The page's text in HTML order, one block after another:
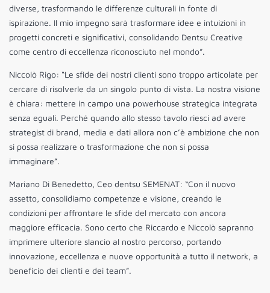
diverse, trasformando le differenze culturali in fonte di
ispirazione. Il mio impegno sarà trasformare idee e intuizioni in
progetti concreti e significativi, consolidando Dentsu Creative
come centro di eccellenza riconosciuto nel mondo”.
Niccolò Rigo: “Le sfide dei nostri clienti sono troppo articolate per
cercare di risolverle da un singolo punto di vista. La nostra visione
è chiara: mettere in campo una powerhouse strategica integrata
senza eguali. Perché quando allo stesso tavolo riesci ad avere
strategist di brand, media e dati allora non c’è ambizione che non
si possa realizzare o trasformazione che non si possa
immaginare”.
Mariano Di Benedetto, Ceo dentsu SEMENAT: “Con il nuovo
assetto, consolidiamo competenze e visione, creando le
condizioni per affrontare le sfide del mercato con ancora
maggiore efficacia. Sono certo che Riccardo e Niccolò sapranno
imprimere ulteriore slancio al nostro percorso, portando
innovazione, eccellenza e nuove opportunità a tutto il network, a
beneficio dei clienti e dei team”.